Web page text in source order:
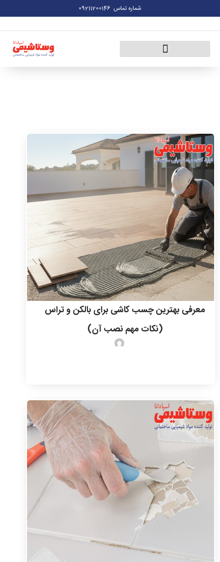
شماره تماس 09211200146
معرفی بهترین چسب کاشی برای بالکن و تراس
(نکات مهم نصب آن)